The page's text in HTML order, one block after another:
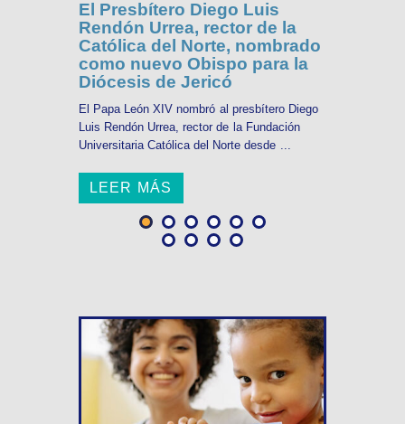
El Presbítero Diego Luis
Rendón Urrea, rector de la
Católica del Norte, nombrado
como nuevo Obispo para la
Diócesis de Jericó
El Papa León XIV nombró al presbítero Diego
Luis Rendón Urrea, rector de la Fundación
Universitaria Católica del Norte desde ...
LEER MÁS